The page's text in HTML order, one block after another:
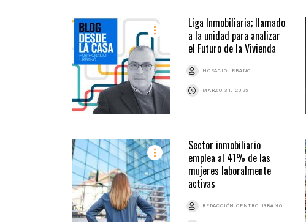
Liga Inmobiliaria; llamado
a la unidad para analizar
el Futuro de la Vivienda
HORACIO URBANO
MARZO 31, 2025
Sector inmobiliario
emplea al 41% de las
mujeres laboralmente
activas
REDACCIÓN CENTRO URBANO